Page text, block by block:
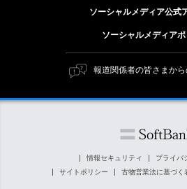
個人投資家の皆さまへ
株式と社債について
ESG方針・体制
マテリアリティ（重要課題）
ESGの主な取り組み
外部評価・イニシアチブ
障がい者採用
ソフトバンク クルー採用
ソーシャルメディア公式
ソーシャルメディア
報道関係者の皆さまか
情報セキュリティ
プライバ
サイトポリシー
古物営業法に基づく